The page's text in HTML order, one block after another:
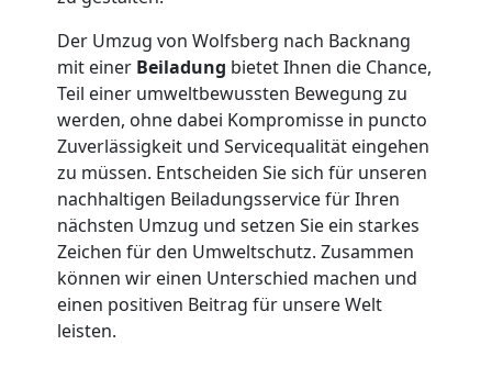
Der Umzug von Wolfsberg nach Backnang
mit einer Beiladung bietet Ihnen die Chance,
Teil einer umweltbewussten Bewegung zu
werden, ohne dabei Kompromisse in puncto
Zuverlässigkeit und Servicequalität eingehen
zu müssen. Entscheiden Sie sich für unseren
nachhaltigen Beiladungsservice für Ihren
nächsten Umzug und setzen Sie ein starkes
Zeichen für den Umweltschutz. Zusammen
können wir einen Unterschied machen und
einen positiven Beitrag für unsere Welt
leisten.
Wolfsberg
Fernumzug
Wolfsberg
Firmenumzug
Wolfsberg